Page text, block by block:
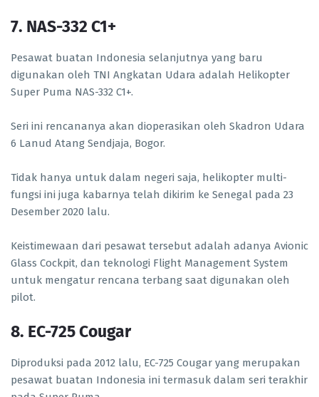
7. NAS-332 C1+
Pesawat buatan Indonesia selanjutnya yang baru
digunakan oleh TNI Angkatan Udara adalah Helikopter
Super Puma NAS-332 C1+.
Seri ini rencananya akan dioperasikan oleh Skadron Udara
6 Lanud Atang Sendjaja, Bogor.
Tidak hanya untuk dalam negeri saja, helikopter multi-
fungsi ini juga kabarnya telah dikirim ke Senegal pada 23
Desember 2020 lalu.
Keistimewaan dari pesawat tersebut adalah adanya Avionic
Glass Cockpit, dan teknologi Flight Management System
untuk mengatur rencana terbang saat digunakan oleh
pilot.
8. EC-725 Cougar
Diproduksi pada 2012 lalu, EC-725 Cougar yang merupakan
pesawat buatan Indonesia ini termasuk dalam seri terakhir